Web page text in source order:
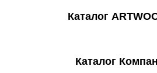
Каталог
Каталог